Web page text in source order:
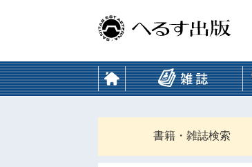
書籍・雑誌検索